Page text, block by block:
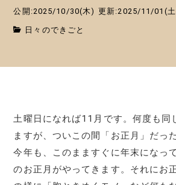
公開:2025/10/30(木) 更新:2025/11/01(
日々のできごと
土曜日になれば11月です。何度も同
ますが、ついこの間「お正月」だっ
今年も、このまますぐに年末になっ
のお正月がやってきます。それにお